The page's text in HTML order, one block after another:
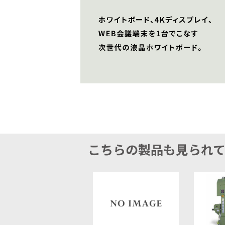
こちらの製品も見られ